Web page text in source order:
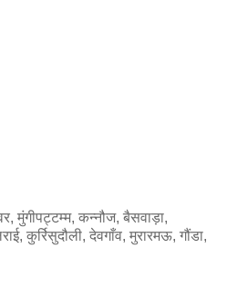
मुंगीपट्टम्म, कन्नौज, बैसवाड़ा,
कुर्रिसुदौली, देवगाँव, मुरारमऊ, गौंडा,